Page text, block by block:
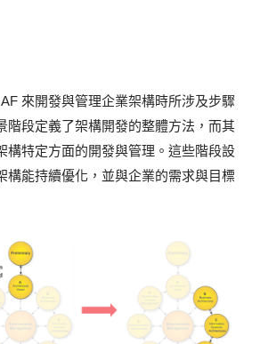
來開發與管理企業架構時所涉及步驟
階段定義了架構開發的整體方法，而其
構特定方面的開發與管理。這些階段設
構能持續優化，並與企業的需求與目標